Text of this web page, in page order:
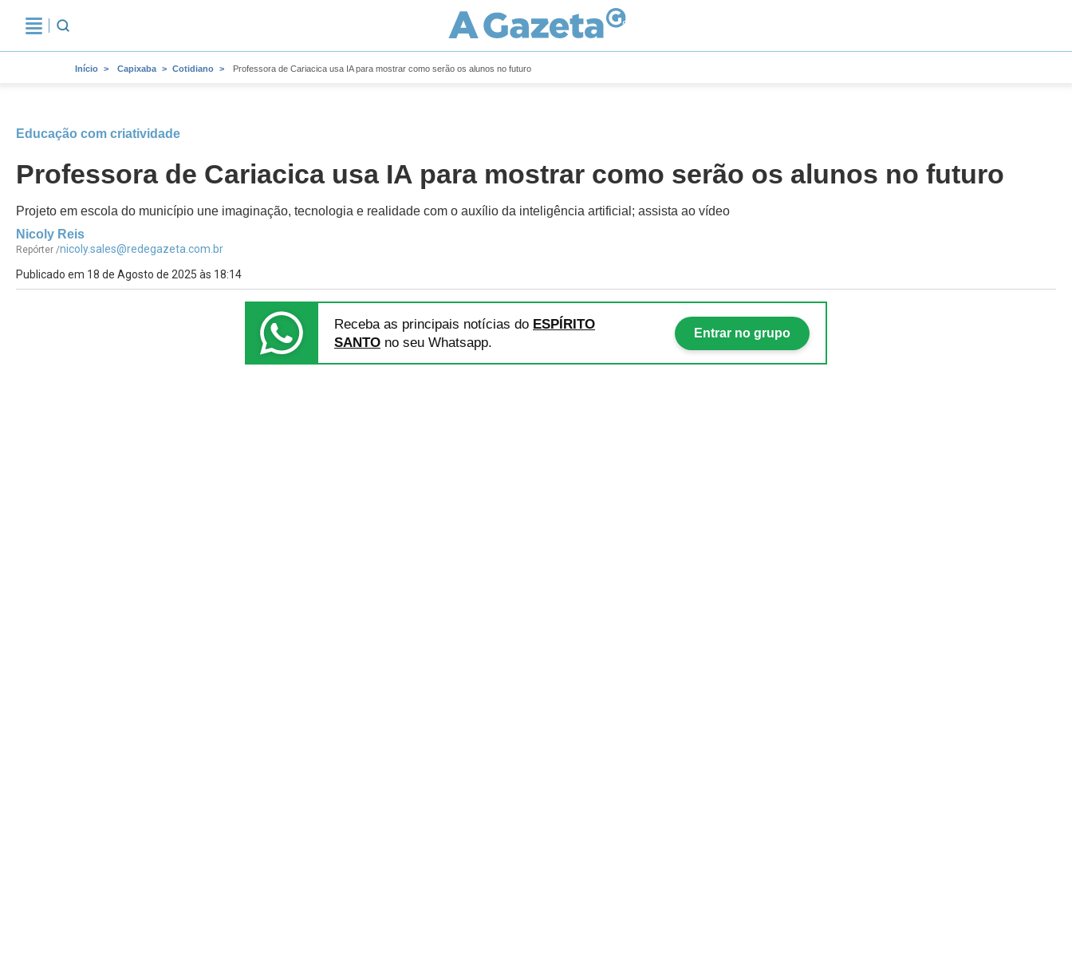
Início Capixaba Cotidiano Professora de Cariacica usa IA para mostrar como serão os alunos no futuro
Educação com criatividade
Professora de Cariacica usa IA para mostrar como serão os alunos no futuro
Projeto em escola do município une imaginação, tecnologia e realidade com o auxílio da inteligência artificial; assista ao vídeo
Nicoly Reis
Repórter /nicoly.sales@redegazeta.com.br
Publicado em 18 de Agosto de 2025 às 18:14
Receba as principais notícias do ESPÍRITO
SANTO no seu Whatsapp.
Entrar no grupo